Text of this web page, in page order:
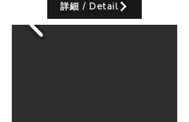
詳細 / Detail